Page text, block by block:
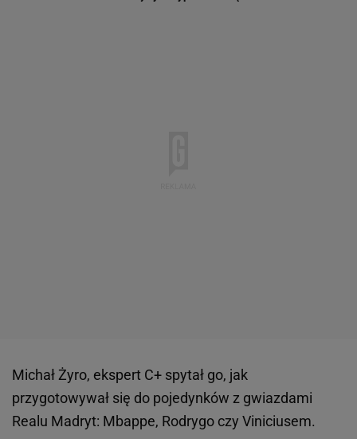
Michał Żyro, ekspert C+ spytał go, jak
przygotowywał się do pojedynków z gwiazdami
Realu Madryt: Mbappe, Rodrygo czy Viniciusem.